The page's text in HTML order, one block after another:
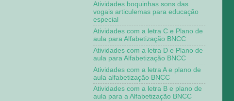
Atividades boquinhas sons das
vogais articulemas para educação
especial
Atividades com a letra C e Plano de
aula para Alfabetização BNCC
Atividades com a letra D e Plano de
aula para Alfabetização BNCC
Atividades com a letra A e plano de
aula alfabetização BNCC
Atividades com a letra B e plano de
aula para a Alfabetização BNCC